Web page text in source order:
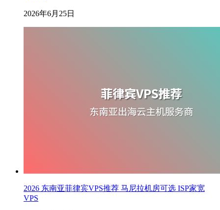
2026年6月25日
2026 东南亚菲律宾VPS推荐 马尼拉机房可选 ISP家宽
VPS